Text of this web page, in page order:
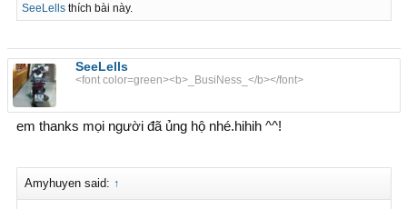
SeeLellsthích bài này.
SeeLells
<font color=green><b>_BusiNess_</b></font>
em thanks mọi người đã ủng hộ nhé.hihih ^^!
Amyhuyen said: ↑